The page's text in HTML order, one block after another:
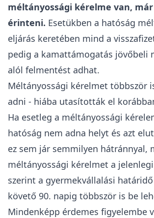
méltányossági kérelme van,
érinteni. Esetükben a hatóság
eljárás keretében mind a
pedig a kamattámogatás jövőbeli
alól felmentést adhat.
Méltányossági kérelmet többször
adni - hiába utasították el
Ha esetleg a méltányossági
hatóság nem adna helyt és azt
ez sem jár semmilyen hátránnyal,
méltányossági kérelmet a jelenlegi
szerint a gyermekvállalási
követő 90. napig többször is be
Mindenképp érdemes figyelembe